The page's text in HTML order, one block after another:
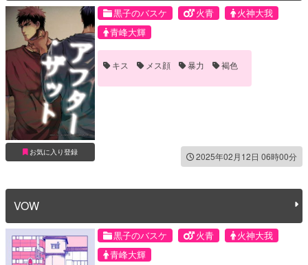
お気に入り登録
黒子のバスケ 火青
火神大我
青峰大輝
キス メス顔 暴力 褐色
2025年02月12日 06時00分
VOW
黒子のバスケ 火青
火神大我
青峰大輝